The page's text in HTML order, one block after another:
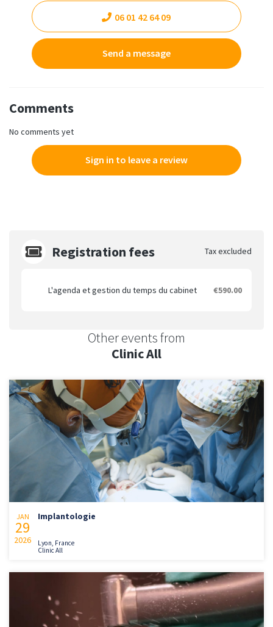
06 01 42 64 09
Send a message
Comments
No comments yet
Sign in to leave a review
Registration fees Tax excluded
L'agenda et gestion du temps du cabinet €590.00
Other events from
Clinic All
JAN
29
2026
Implantologie
Lyon, France
Clinic All